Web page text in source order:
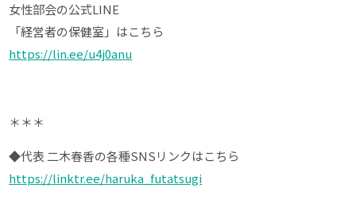
女性部会の公式LINE
「経営者の保健室」はこちら
https://lin.ee/u4j0anu
＊＊＊
◆代表 二木春香の各種SNSリンクはこちら
https://linktr.ee/haruka_futatsugi